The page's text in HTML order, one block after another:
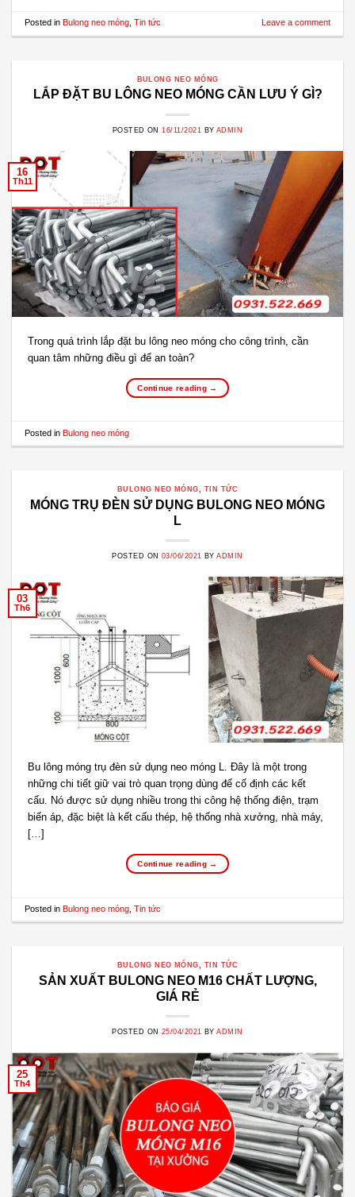
Posted in Bulong neo móng, Tin tức Leave a comment
BULONG NEO MÓNG
LẮP ĐẶT BU LÔNG NEO MÓNG CẦN LƯU Ý GÌ?
POSTED ON16/11/2021 BY ADMIN
16
Th11
Trong quá trình lắp đặt bu lông neo móng cho công trình, cần
quan tâm những điều gì để an toàn?
Continue reading →
Posted in Bulong neo móng
BULONG NEO MÓNG TIN TỨC
MÓNG TRỤ ĐÈN SỬ DỤNG BULONG NEO MÓNG
L
POSTED ON 03/06/2021 BYADMIN
03
Th6
Bu lông móng trụ đèn sử dụng neo móng L. Đây là một trong
những chi tiết giữ vai trò quan trọng dùng để cố định các kết
cấu. Nó được sử dụng nhiều trong thi công hệ thống điện, trạm
biến áp, đặc biệt là kết cấu thép, hệ thống nhà xưởng, nhà máy,
[…]
Continue reading →
Posted in Bulong neo móng, Tin tức
BULONG NEO MÓNG, TIN TỨC
SẢN XUẤT BULONG NEO M16 CHẤT LƯỢNG,
GIÁ RẺ
POSTED ON 25/04/2021 BYADMIN
25
Th4